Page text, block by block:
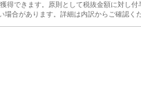
得できます。原則として税抜金額に対し付
場合があります。詳細は内訳からご確認く